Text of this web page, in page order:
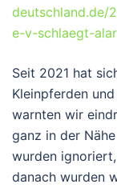
deutschland.de/
e-v-schlaegt-
Seit 2021 hat
Kleinpferden
warnten wir
ganz in der
wurden
danach wurden